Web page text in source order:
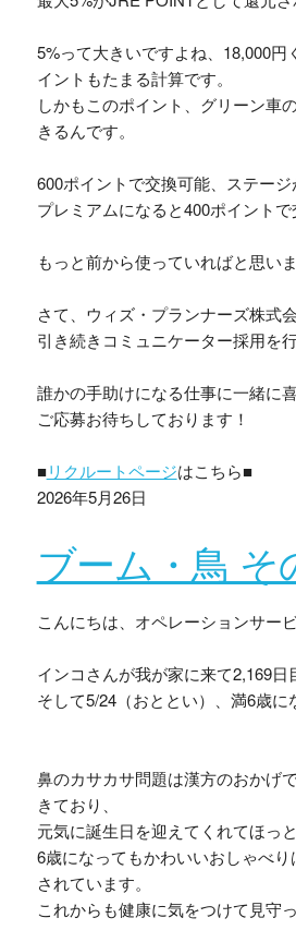
5%って大きいですよね、18,000円
イントもたまる計算です。
しかもこのポイント、グリーン車
きるんです。
600ポイントで交換可能、ステージ
プレミアムになると400ポイントで
もっと前から使っていればと思い
さて、ウィズ・プランナーズ株式
引き続きコミュニケーター採用を
誰かの手助けになる仕事に一緒に
ご応募お待ちしております！
■リクルートページはこちら■
2026年5月26日
ブーム・鳥 そ
こんにちは、オペレーションサー
インコさんが我が家に来て2,169日
そして5/24（おととい）、満6歳に
鼻のカサカサ問題は漢方のおかげ
きており、
元気に誕生日を迎えてくれてほっと
6歳になってもかわいいおしゃべ
されています。
これからも健康に気をつけて見守